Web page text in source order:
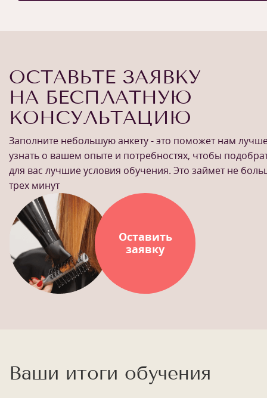
ОСТАВЬТЕ ЗАЯВКУ
НА БЕСПЛАТНУЮ
КОНСУЛЬТАЦИЮ
Заполните небольшую анкету - это поможет нам
узнать о вашем опыте и потребностях, чтобы
для вас лучшие условия обучения. Это займет не
трех минут
Оставить
заявку
Ваши итоги обучения